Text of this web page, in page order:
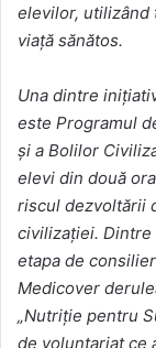
elevilor, utilizând
viață sănătos.
Una dintre
este Programul
și a Bolilor
elevi din două
riscul dezvoltării
civilizației. Dintre
etapa de
Medicover
„Nutriție pentru
de voluntariat ce